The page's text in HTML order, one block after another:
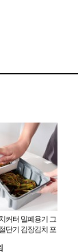
커터 밀폐용기 그
단기 김장김치 포
칼내장